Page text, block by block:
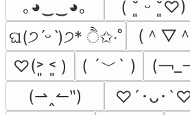
｡◕‿‿◕｡ ( ˘͈ ᵕ ˘͈♡)
ଘ(੭ˊᵕˋ)੭* ੈ✩‧˚
(＾▽
♡(˃͈ ˂͈ )
( ´﹀` ) (￢_
(⇀‸↼‶)
♡´･ᴗ･